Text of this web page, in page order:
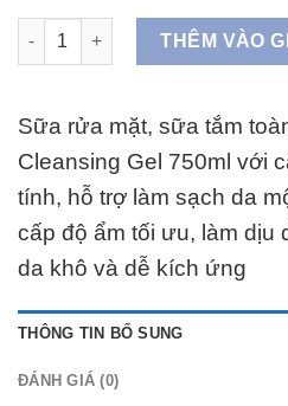
Gel tắm dưỡng ẩm, làm sáng
THÊM VÀO
Sữa rửa mặt, sữa tắm
Cleansing Gel 750ml với
tính, hỗ trợ làm sạch da
cấp độ ẩm tối ưu, làm dịu
da khô và dễ kích ứng
THÔNG TIN BỔ SUNG
ĐÁNH GIÁ (0)